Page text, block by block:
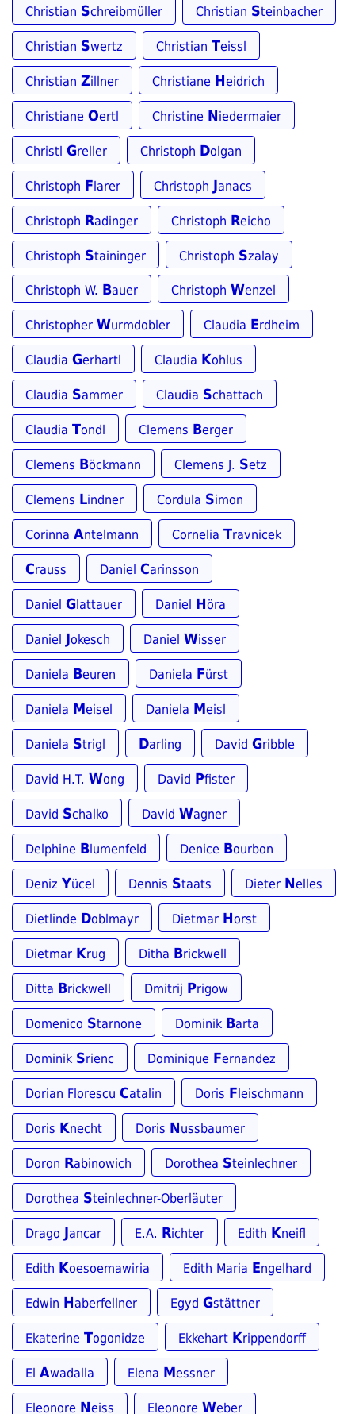
Christian Schreibmüller Christian Steinbacher
Christian Swertz Christian Teissl
Christian Zillner Christiane Heidrich
Christiane Oertl Christine Niedermaier
Christl Greller Christoph Dolgan
Christoph Flarer Christoph Janacs
Christoph Radinger Christoph Reicho
Christoph Staininger Christoph Szalay
Christoph W. Bauer Christoph Wenzel
Christopher Wurmdobler Claudia Erdheim
Claudia Gerhartl Claudia Kohlus
Claudia Sammer Claudia Schattach
Claudia Tondl Clemens Berger
Clemens Böckmann Clemens J. Setz
Clemens Lindner Cordula Simon
Corinna Antelmann Cornelia Travnicek
Crauss Daniel Carinsson
Daniel Glattauer Daniel H öra
Daniel J okesch Daniel Wisser
Daniela Beuren Daniela Fürst
Daniela M eisel Daniela M eisl
Daniela Strigl Darling David Gribble
David H.T. Wong David Pfister
David Schalko David Wagner
Delphine Blumenfeld Denice Bourbon
Deniz Yücel Dennis Staats Dieter N elles
Dietlinde Doblmayr Dietmar H orst
Dietmar Krug Ditha Brickwell
Ditta Brickwell Dmitrij Prigow
Domenico Starnone Dominik Barta
Dominik Srienc Dominique Fernandez
Dorian Florescu Catalin Doris Fleischmann
Doris Knecht Doris Nussbaumer
Doron Rabinowich Dorothea Steinlechner
Dorothea Steinlechner-Oberläuter
Drago Jancar E.A. Richter Edith Kneifl
Edith Koesoemawiria Edith Maria Engelhard
Edwin Haberfellner Egyd Gstättner
Ekaterine Togonidze Ekkehart Krippendorff
El Awadalla Elena Messner
Eleonore Neiss Eleonore Weber